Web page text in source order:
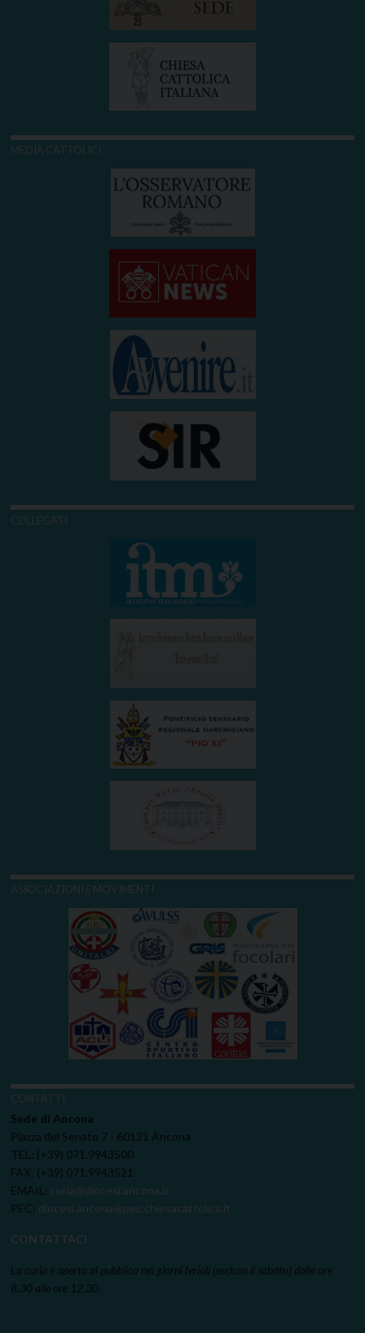
MEDIA CATTOLICI
COLLEGATI
ASSOCIAZIONI E MOVIMENTI
CONTATTI
Sede di Ancona
Piazza del Senato 7 - 60121 Ancona
TEL: (+39) 071.9943500
FAX: (+39) 071.9943521
EMAIL: curia@diocesi.ancona.it
PEC: diocesi.ancona@pec.chiesacattolica.it
CONTATTACI
La curia è aperta al pubblico nei giorni feriali (escluso il sabato) dalle ore
8.30 alle ore 12.30.